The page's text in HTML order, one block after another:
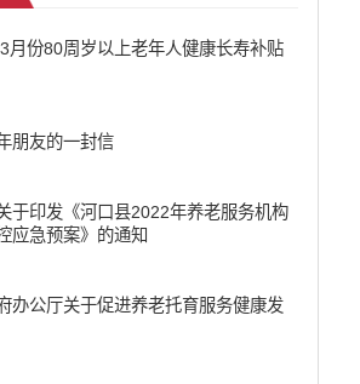
月份80周岁以上老年人健康长寿补贴
朋友的一封信
于印发《河口县2022年养老服务机构
应急预案》的通知
办公厅关于促进养老托育服务健康发